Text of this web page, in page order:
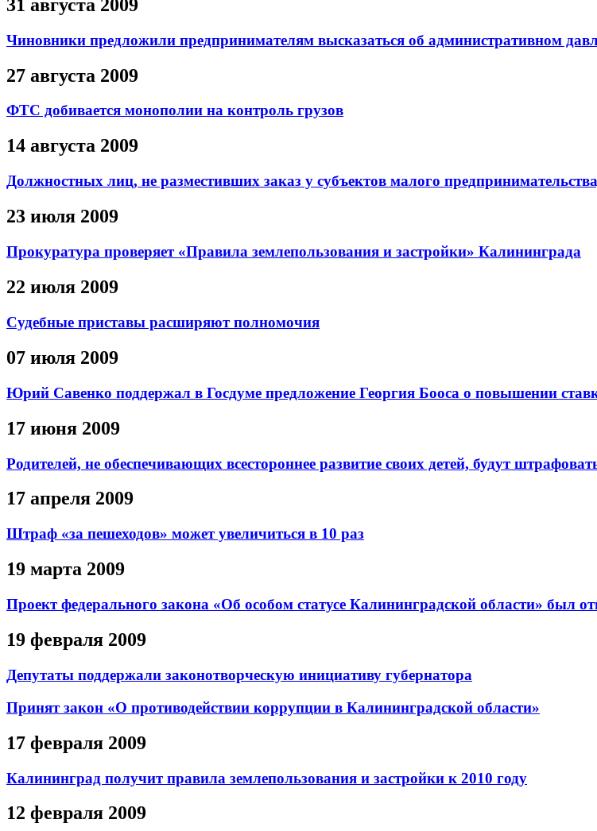
31 августа 2009
Чиновники предложили предпринимателям высказаться об административном
27 августа 2009
ФТС добивается монополии на контроль грузов
14 августа 2009
Должностных лиц, не разместивших заказ у субъектов малого
23 июля 2009
Прокуратура проверяет «Правила землепользования и застройки» Калининграда
22 июля 2009
Судебные приставы расширяют полномочия
07 июля 2009
Юрий Савенко поддержал в Госдуме предложение Георгия Бооса о повышении
17 июня 2009
Родителей, не обеспечивающих всестороннее развитие своих детей, будут
17 апреля 2009
Штраф «за пешеходов» может увеличиться в 10 раз
19 марта 2009
Проект федерального закона «Об особом статусе Калининградской области» был
19 февраля 2009
Депутаты поддержали законотворческую инициативу губернатора
Принят закон «О противодействии коррупции в Калининградской области»
17 февраля 2009
Калининград получит правила землепользования и застройки к 2010 году
12 февраля 2009